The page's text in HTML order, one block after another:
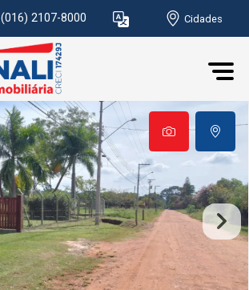
(016) 2107-8000 Cidades